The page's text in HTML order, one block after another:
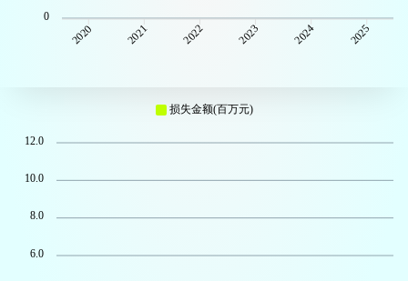
0
2020 2021 2022 2023 2024 2025
损失金额(百万元)
12.0
10.0
8.0
6.0